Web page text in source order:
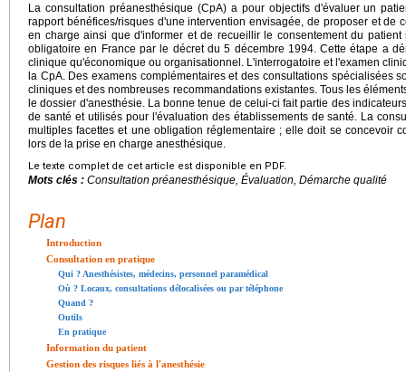
La consultation préanesthésique (CpA) a pour objectifs d'évaluer un
rapport bénéfices/risques d'une intervention envisagée, de proposer et de
en charge ainsi que d'informer et de recueillir le consentement du
obligatoire en France par le décret du 5 décembre 1994. Cette étape a
clinique qu'économique ou organisationnel. L'interrogatoire et l'examen
la CpA. Des examens complémentaires et des consultations spécialisées
cliniques et des nombreuses recommandations existantes. Tous les
le dossier d'anesthésie. La bonne tenue de celui-ci fait partie des
de santé et utilisés pour l'évaluation des établissements de santé. La
multiples facettes et une obligation réglementaire ; elle doit se concevoir
lors de la prise en charge anesthésique.
Le texte complet de cet article est disponible en PDF.
Mots clés : Consultation préanesthésique, Évaluation, Démarche qualité
Plan
Introduction
Consultation en pratique
Qui ? Anesthésistes, médecins, personnel paramédical
Où ? Locaux, consultations délocalisées ou par téléphone
Quand ?
Outils
En pratique
Information du patient
Gestion des risques liés à l'anesthésie